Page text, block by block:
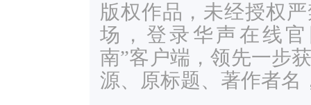
版权作品，未经授权
场，登录华声在线官
南”客户端，领先一步
源、原标题、著作者名